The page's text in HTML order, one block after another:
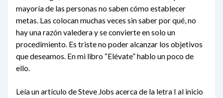
mayoría de las personas no saben cómo establecer
metas. Las colocan muchas veces sin saber por qué, no
hay una razón valedera y se convierte en solo un
procedimiento. Es triste no poder alcanzar los objetivos
que deseamos. En mi libro “Elévate” hablo un poco de
ello.
Leía un artículo de Steve Jobs acerca de la letra I al inicio